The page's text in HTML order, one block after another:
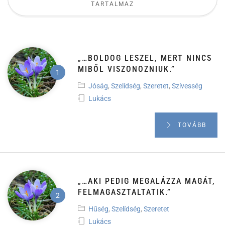
TARTALMAZ
„…BOLDOG LESZEL, MERT NINCS
MIBŐL VISZONOZNIUK.”
Jóság, Szelídség, Szeretet, Szívesség
Lukács
TOVÁBB
„…AKI PEDIG MEGALÁZZA MAGÁT,
FELMAGASZTALTATIK.”
Hűség, Szelídség, Szeretet
Lukács